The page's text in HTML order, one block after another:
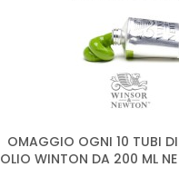
OMAGGIO OGNI 10 TUBI
OLIO WINTON DA 200 ML NE